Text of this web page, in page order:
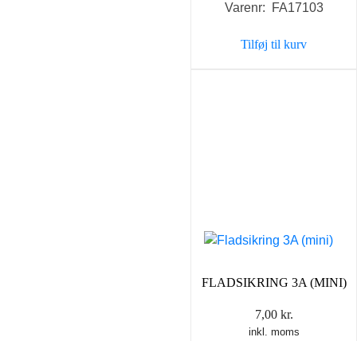
Varenr: FA17103
Tilføj til kurv
FLADSIKRING 3A (MINI)
7,00 kr.
inkl. moms